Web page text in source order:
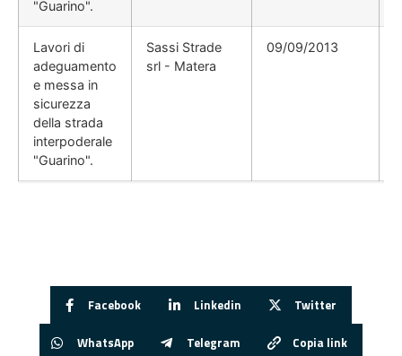
"Guarino".
Lavori di
adeguamento
e messa in
sicurezza
della strada
interpoderale
"Guarino".
Sassi Strade
srl - Matera
09/09/2013
Facebook Linkedin Twitter
WhatsApp Telegram Copia link